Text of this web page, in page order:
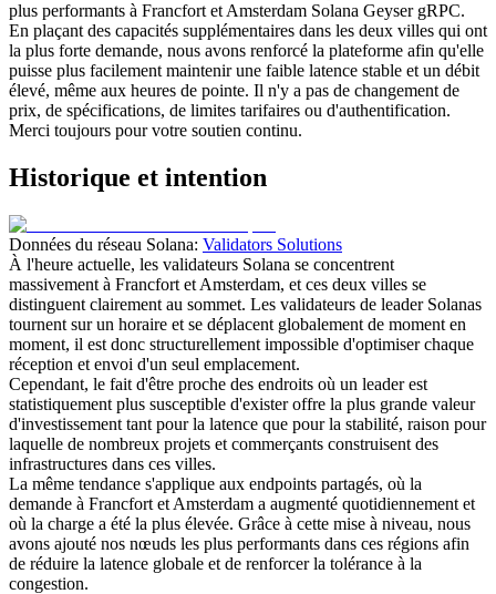
plus performants à Francfort et Amsterdam Solana Geyser gRPC.
En plaçant des capacités supplémentaires dans les deux villes qui ont
la plus forte demande, nous avons renforcé la plateforme afin qu'elle
puisse plus facilement maintenir une faible latence stable et un débit
élevé, même aux heures de pointe. Il n'y a pas de changement de
prix, de spécifications, de limites tarifaires ou d'authentification.
Merci toujours pour votre soutien continu.
Historique et intention
Données du réseau Solana: Validators Solutions
À l'heure actuelle, les validateurs Solana se concentrent
massivement à Francfort et Amsterdam, et ces deux villes se
distinguent clairement au sommet. Les validateurs de leader Solanas
tournent sur un horaire et se déplacent globalement de moment en
moment, il est donc structurellement impossible d'optimiser chaque
réception et envoi d'un seul emplacement.
Cependant, le fait d'être proche des endroits où un leader est
statistiquement plus susceptible d'exister offre la plus grande valeur
d'investissement tant pour la latence que pour la stabilité, raison pour
laquelle de nombreux projets et commerçants construisent des
infrastructures dans ces villes.
La même tendance s'applique aux endpoints partagés, où la
demande à Francfort et Amsterdam a augmenté quotidiennement et
où la charge a été la plus élevée. Grâce à cette mise à niveau, nous
avons ajouté nos nœuds les plus performants dans ces régions afin
de réduire la latence globale et de renforcer la tolérance à la
congestion.